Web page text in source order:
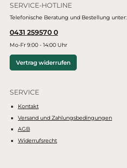
SERVICE-HOTLINE
Telefonische Beratung und Bestellung unter:
0431 259570 0
Mo-Fr 9:00 - 14:00 Uhr
Vertrag widerrufen
SERVICE
Kontakt
Versand und Zahlungsbedingungen
AGB
Widerrufsrecht